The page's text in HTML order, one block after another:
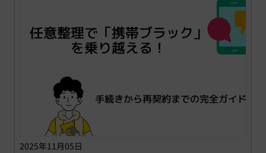
2025年11月05日